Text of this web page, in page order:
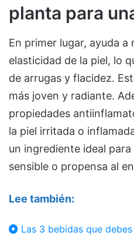
planta para
En primer lugar, ayuda
elasticidad de la piel, lo
de arrugas y flacidez.
más joven y radiante.
propiedades
la piel irritada o
un ingrediente ideal
sensible o propensa al
Lee también:
Las 3 bebidas que